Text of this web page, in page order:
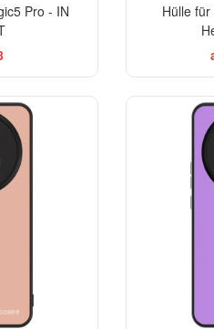
Pro - IN
Hülle